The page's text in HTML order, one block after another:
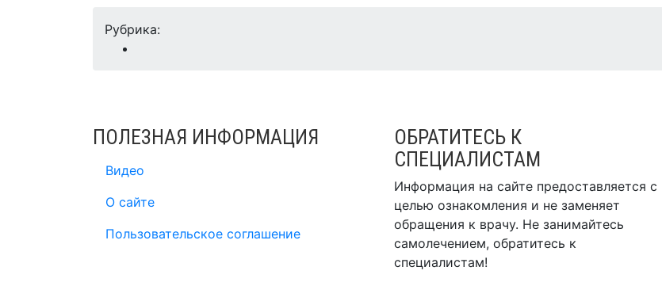
Рубрика:
ПОЛЕЗНАЯ ИНФОРМАЦИЯ
Видео
О сайте
Пользовательское соглашение
ОБРАТИТЕСЬ К
СПЕЦИАЛИСТАМ
Информация на сайте предоставляется с
целью ознакомления и не заменяет
обращения к врачу. Не занимайтесь
самолечением, обратитесь к
специалистам!